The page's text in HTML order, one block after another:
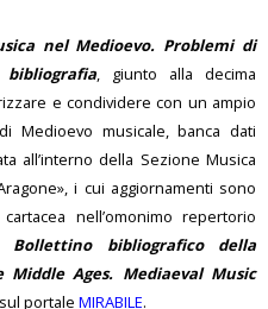
nel Medioevo. Problemi di
, giunto alla decima
e condividere con un ampio
Medioevo musicale, banca dati
all’interno della Sezione Musica
i cui aggiornamenti sono
nell’omonimo repertorio
Bollettino bibliografico della
Ages. Mediaeval Music
portale MIRABILE.